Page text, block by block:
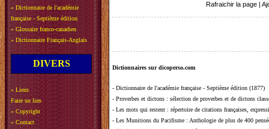
» Dictionnaire de l'académie
française - Septième édition
» Glossaire franco-canadien
» Dictionnaire Français-Anglais
DIVERS
» Liens
Faire un lien
» Copyright
» Contact
Rafraichir la page
Dictionnaires sur dicoperso.com
- Dictionnaire de l'académie française - Septième édition (1877)
- Proverbes et dictons : sélection de proverbes et de dictons
- Les mots qui restent : répertoire de citations françaises,
- Les Munitions du Pacifisme : Anthologie de plus de 400